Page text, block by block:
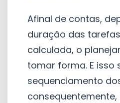
Afinal de contas,
duração das
calculada, o
tomar forma. E isso
sequenciamento